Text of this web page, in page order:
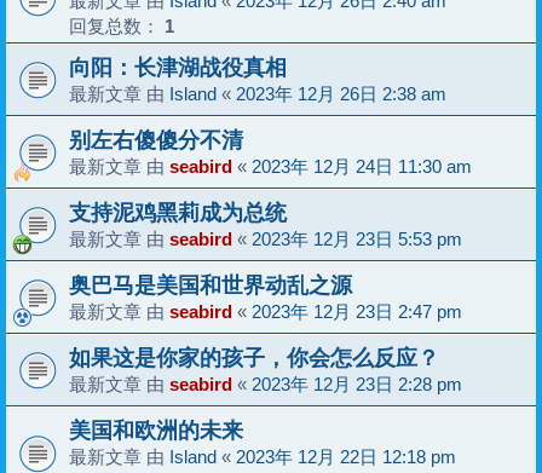
回复总数： 1
向阳：长津湖战役真相
最新文章 由 Island « 2023年 12月 26日 2:38 am
别左右傻傻分不清
最新文章 由 seabird « 2023年 12月 24日 11:30 am
支持泥鸡黑莉成为总统
最新文章 由 seabird « 2023年 12月 23日 5:53 pm
奥巴马是美国和世界动乱之源
最新文章 由 seabird « 2023年 12月 23日 2:47 pm
如果这是你家的孩子，你会怎么反应？
最新文章 由 seabird « 2023年 12月 23日 2:28 pm
美国和欧洲的未来
最新文章 由 Island « 2023年 12月 22日 12:18 pm